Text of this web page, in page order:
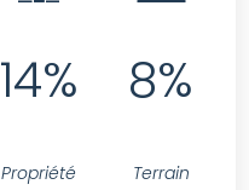
14%
Propriété
8%
Terrain